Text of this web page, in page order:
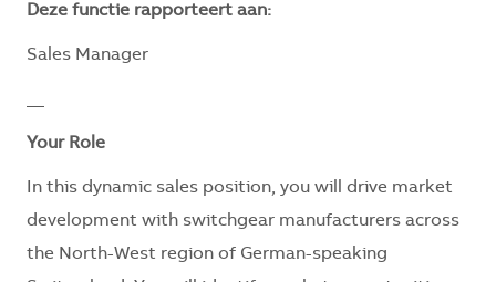
Deze functie rapporteert aan:
Sales Manager
Your Role
In this dynamic sales position, you will drive market
development with switchgear manufacturers across
the North-West region of German-speaking